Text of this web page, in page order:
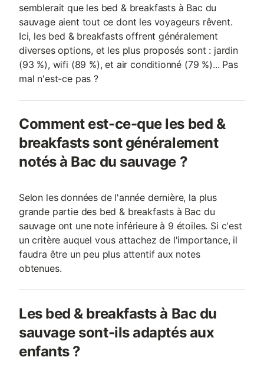
semblerait que les bed & breakfasts à Bac du
sauvage aient tout ce dont les voyageurs rêvent.
Ici, les bed & breakfasts offrent généralement
diverses options, et les plus proposés sont : jardin
(93 %), wifi (89 %), et air conditionné (79 %)... Pas
mal n'est-ce pas ?
Comment est-ce-que les bed &
breakfasts sont généralement
notés à Bac du sauvage ?
Selon les données de l'année dernière, la plus
grande partie des bed & breakfasts à Bac du
sauvage ont une note inférieure à 9 étoiles. Si c'est
un critère auquel vous attachez de l'importance, il
faudra être un peu plus attentif aux notes
obtenues.
Les bed & breakfasts à Bac du
sauvage sont-ils adaptés aux
enfants ?